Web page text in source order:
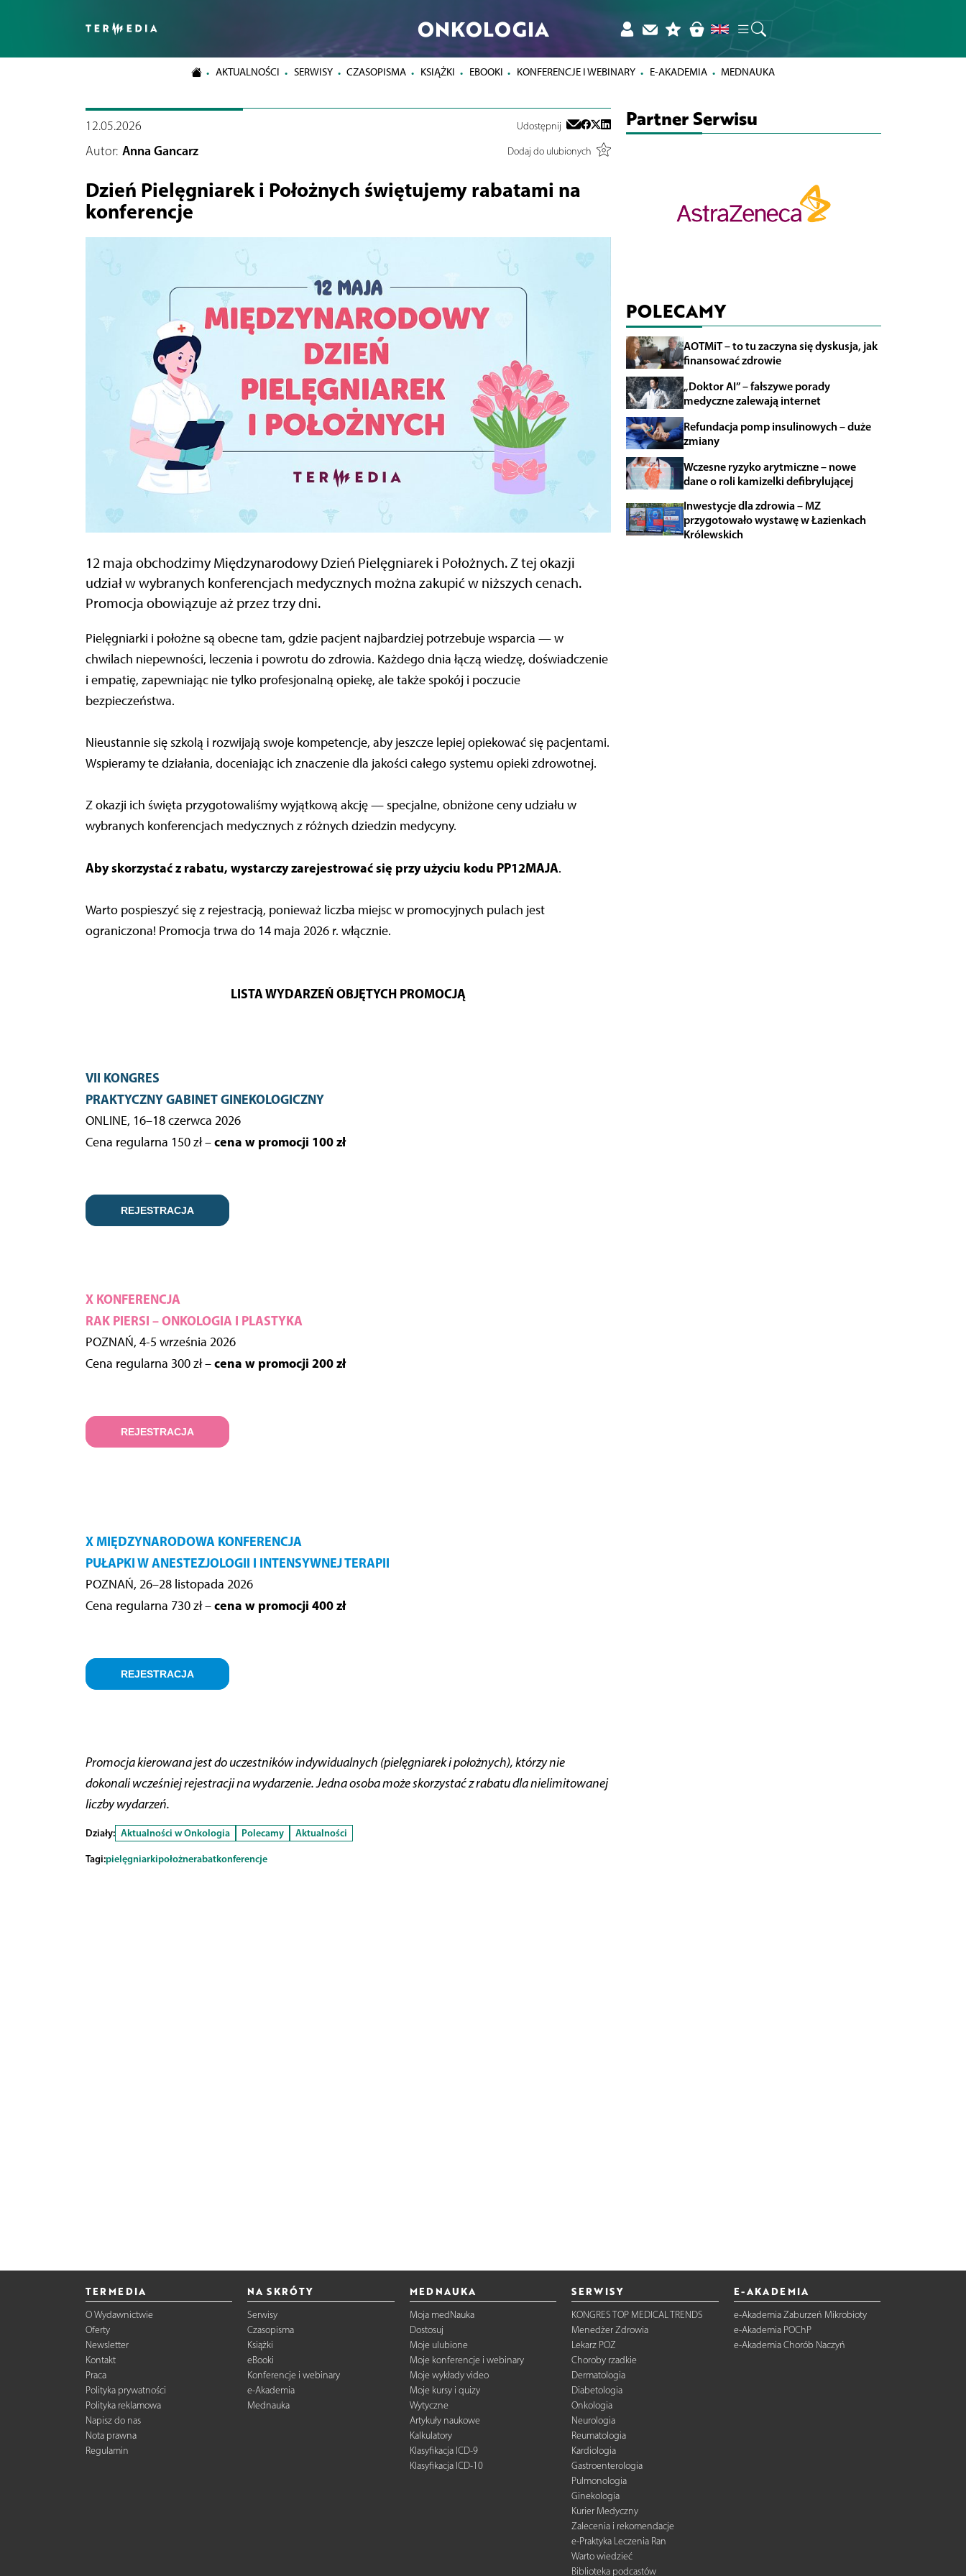
ONKOLOGIA
AKTUALNOŚCI SERWISY CZASOPISMA KSIĄŻKI EBOOKI KONFERENCJE I WEBINARY E-AKADEMIA MEDNAUKA
12.05.2026 Udostępnij
Autor: Anna Gancarz Dodaj do ulubionych
Dzień Pielęgniarek i Położnych świętujemy rabatami na
konferencje
12 maja obchodzimy Międzynarodowy Dzień Pielęgniarek i Położnych. Z tej okazji
udział w wybranych konferencjach medycznych można zakupić w niższych cenach.
Promocja obowiązuje aż przez trzy dni.
Pielęgniarki i położne są obecne tam, gdzie pacjent najbardziej potrzebuje wsparcia — w
chwilach niepewności, leczenia i powrotu do zdrowia. Każdego dnia łączą wiedzę, doświadczenie
i empatię, zapewniając nie tylko profesjonalną opiekę, ale także spokój i poczucie
bezpieczeństwa.
Nieustannie się szkolą i rozwijają swoje kompetencje, aby jeszcze lepiej opiekować się pacjentami.
Wspieramy te działania, doceniając ich znaczenie dla jakości całego systemu opieki zdrowotnej.
Z okazji ich święta przygotowaliśmy wyjątkową akcję — specjalne, obniżone ceny udziału w
wybranych konferencjach medycznych z różnych dziedzin medycyny.
Aby skorzystać z rabatu, wystarczy zarejestrować się przy użyciu kodu PP12MAJA.
Warto pospieszyć się z rejestracją, ponieważ liczba miejsc w promocyjnych pulach jest
ograniczona! Promocja trwa do 14 maja 2026 r. włącznie.
LISTA WYDARZEŃ OBJĘTYCH PROMOCJĄ
VII KONGRES
PRAKTYCZNY GABINET GINEKOLOGICZNY
ONLINE, 16–18 czerwca 2026
Cena regularna 150 zł –cena w promocji 100 zł
REJESTRACJA
X KONFERENCJA
RAK PIERSI – ONKOLOGIA I PLASTYKA
POZNAŃ, 4-5 września 2026
Cena regularna 300 zł –cena w promocji 200 zł
REJESTRACJA
X MIĘDZYNARODOWA KONFERENCJA
PUŁAPKI W ANESTEZJOLOGII I INTENSYWNEJ TERAPII
POZNAŃ, 26–28 listopada 2026
Cena regularna 730 zł –cena w promocji 400 zł
REJESTRACJA
Promocja kierowana jest do uczestników indywidualnych (pielęgniarek i położnych), którzy nie
dokonali wcześniej rejestracji na wydarzenie. Jedna osoba może skorzystać z rabatu dla nielimitowanej
liczby wydarzeń.
Działy: Aktualności w Onkologia Polecamy
Aktualności
Tagi:pielęgniarkipołożnerabatkonferencje
Partner Serwisu
POLECAMY
AOTMiT – to tu zaczyna się dyskusja, jak
finansować zdrowie
„Doktor AI” – fałszywe porady
medyczne zalewają internet
Refundacja pomp insulinowych – duże
zmiany
Wczesne ryzyko arytmiczne – nowe
dane o roli kamizelki defibrylującej
Inwestycje dla zdrowia – MZ
przygotowało wystawę w Łazienkach
Królewskich
TERMEDIA
O Wydawnictwie
Oferty
Newsletter
Kontakt
Praca
Polityka prywatności
Polityka reklamowa
Napisz do nas
Nota prawna
Regulamin
NA SKRÓTY
Serwisy
Czasopisma
Książki
eBooki
Konferencje i webinary
e-Akademia
Mednauka
MEDNAUKA
Moja medNauka
Dostosuj
Moje ulubione
Moje konferencje i webinary
Moje wykłady video
Moje kursy i quizy
Wytyczne
Artykuły naukowe
Kalkulatory
Klasyfikacja ICD-9
Klasyfikacja ICD-10
SERWISY
KONGRES TOP MEDICAL TRENDS
Menedżer Zdrowia
Lekarz POZ
Choroby rzadkie
Dermatologia
Diabetologia
Onkologia
Neurologia
Reumatologia
Kardiologia
Gastroenterologia
Pulmonologia
Ginekologia
Kurier Medyczny
Zalecenia i rekomendacje
e-Praktyka Leczenia Ran
Warto wiedzieć
Biblioteka podcastów
E-AKADEMIA
e-Akademia Zaburzeń Mikrobioty
e-Akademia POChP
e-Akademia Chorób Naczyń